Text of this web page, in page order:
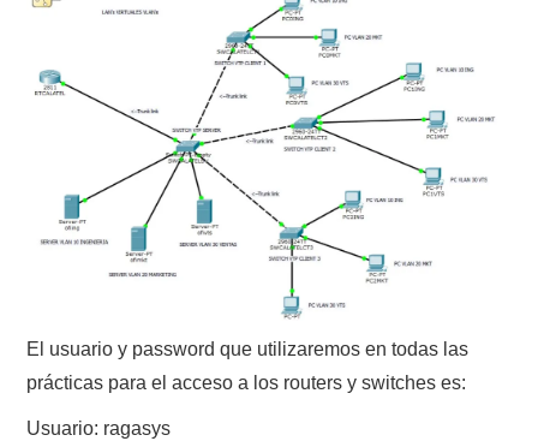
El usuario y password que utilizaremos en todas las
prácticas para el acceso a los routers y switches es:
Usuario: ragasys